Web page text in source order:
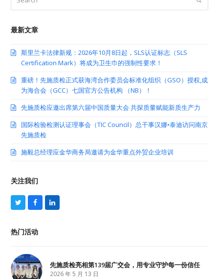
最新文章
斯里兰卡法律新规：2026年10月8日起，SLS认证标志（SLS
Certification Mark）将成为卫生巾的强制性要求！
重磅！先施质检正式获海湾合作委员会标准化组织（GSO）授权,成
为海合会（GCC）七国官方公告机构 （NB）！
先施质检应邀出席第六届中国质量大会 共探质量赋能新质生产力
国际检验检测认证理事会（TIC Council）总干事汉娜•泰迪访问南京
先施质检
施毅总经理应金华商务局邀请为金华重点外贸企业培训
关注我们
T
w
t
t
F
a
b
L
i
热门活动
先施质检亮相第139届广交会，用专业守护每一份信任
2026 年 5 月 13 日